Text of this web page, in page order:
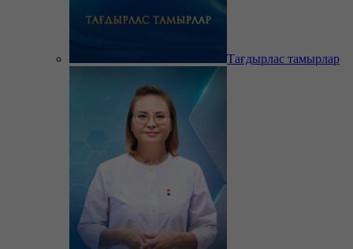
Тағдырлас тамырлар